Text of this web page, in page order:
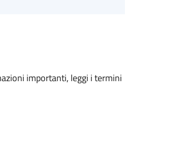
importanti, leggi i termini